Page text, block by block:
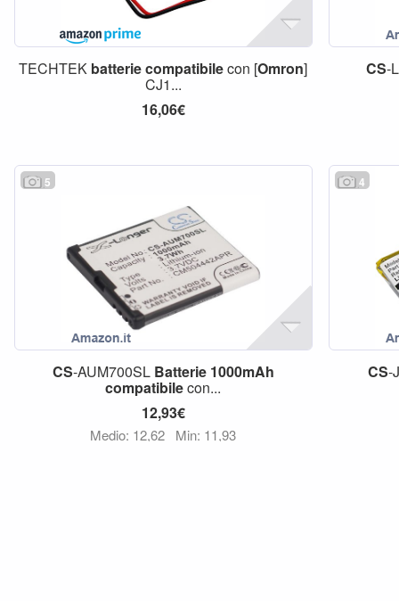
TECHTEK batteriecompatibilecon [Omron]
CJ1...
16,06€
CS-
5
CS-AUM700SL Batterie 1000mAh
compatibilecon...
12,93€
Medio: 12,62 Min: 11,93
4
CS-